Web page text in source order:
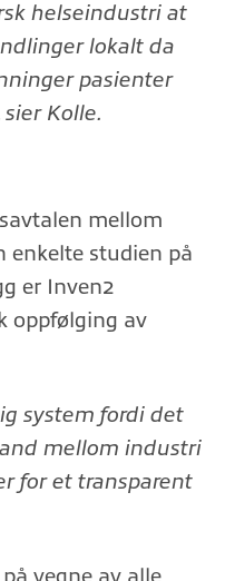
helseindustri at
lokalt da
pasienter
Kolle.
mellom
enkelte studien på
er Inven2
oppfølging av
system fordi det
mellom industri
for et transparent
vegne av alle